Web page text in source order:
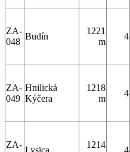
ZA-
048
Budín
1221
m
4
ZA-
049
Hnilická
Kýčera
1218
m
4
ZA-
Lysica
1214
4